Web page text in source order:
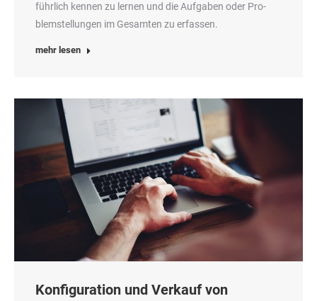
führ­lich ken­nen zu ler­nen und die Auf­ga­ben oder Pro­
blem­stel­lun­gen im Gesam­ten zu erfassen.
mehr lesen
Konfiguration und Verkauf von